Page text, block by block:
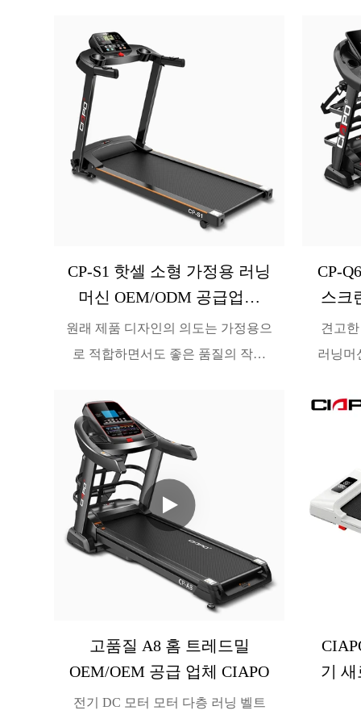
CP-S1 핫셀 소형 가정용 러닝
머신 OEM/ODM 공급업체
CIAPO
원래 제품 디자인의 의도는 가정용으
로 적합하면서도 좋은 품질의 작은
다. 따라서 본 제품은 비교적 편안한
러닝 영역 크기인 400*1100mm를 유
지합니다.
CP-
스크
머신
견고
러닝머
도 오래
고 순
가정 공
니다.
개의
고품질 A8 홈 트레드밀
OEM/OEM 공급 업체 CIAPO
전기 DC 모터 모터 다층 러닝 벨트
기